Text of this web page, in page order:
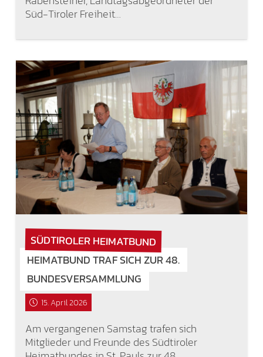
Süd-Tiroler Freiheit…
SÜDTIROLER HEIMATBUND
HEIMATBUND TRAF SICH ZUR 48.
BUNDESVERSAMMLUNG
15. April 2026
Am vergangenen Samstag trafen sich
Mitglieder und Freunde des Südtiroler